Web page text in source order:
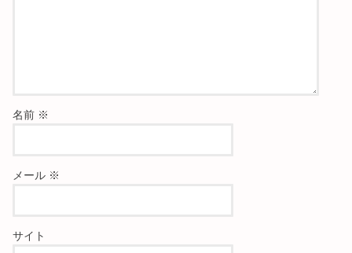
名前 ※
メール ※
サイト